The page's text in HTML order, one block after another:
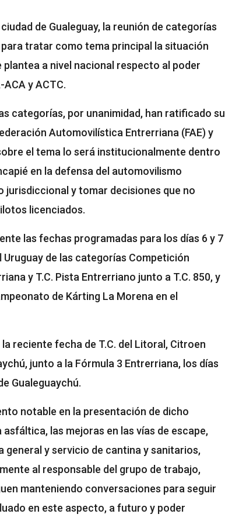
de Gualeguay, la reunión de categorías
tratar como tema principal la situación
a nivel nacional respecto al poder
y ACTC.
categorías, por unanimidad, han ratificado su
Automovilística Entrerriana (FAE) y
el tema lo será institucionalmente dentro
en la defensa del automovilismo
y tomar decisiones que no
licenciados.
las fechas programadas para los días 6 y 7
de las categorías Competición
y T.C. Pista Entrerriano junto a T.C. 850, y
de Kárting La Morena en el
reciente fecha de T.C. del Litoral, Citroen
junto a la Fórmula 3 Entrerriana, los días
Gualeguaychú.
notable en la presentación de dicho
las mejoras en las vías de escape,
general y servicio de cantina y sanitarios,
al responsable del grupo de trabajo,
manteniendo conversaciones para seguir
en este aspecto, a futuro y poder